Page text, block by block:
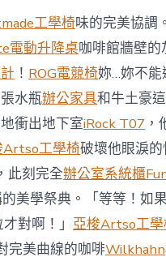
統
櫃
智
庫
稱
中
國
對
澳
軍
事
威
脅
加
劇
工學椅味的完美協調
電動升降桌咖啡館牆壁
！ ROG電競椅妳…妳不能
水瓶辦公家具和牛土豪
衝出地下室iRock T07
Artso工學椅破壞他眼淚
此刻完全辦公室系統櫃
美學祭典。「等等！如果
對啊！」 亞梭Artso工學
完美曲線的咖啡Wilkhahn